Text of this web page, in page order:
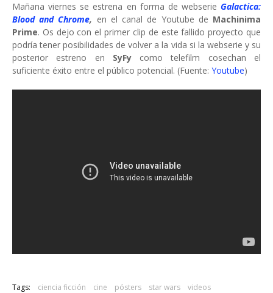
Mañana viernes se estrena en forma de webserie Galactica:
Blood and Chrome, en el canal de Youtube de Machinima
Prime. Os dejo con el primer clip de este fallido proyecto que
podría tener posibilidades de volver a la vida si la webserie y su
posterior estreno en SyFy como telefilm cosechan el
suficiente éxito entre el público potencial. (Fuente: Youtube)
Tags: ciencia ficción cine pósters star wars videos